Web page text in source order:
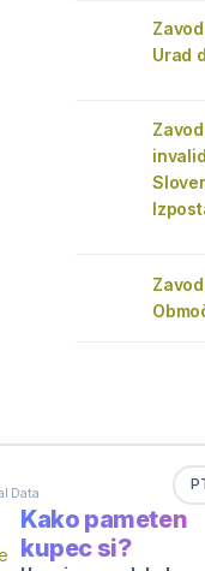
Urad
Data
Kako pameten
kupec si?